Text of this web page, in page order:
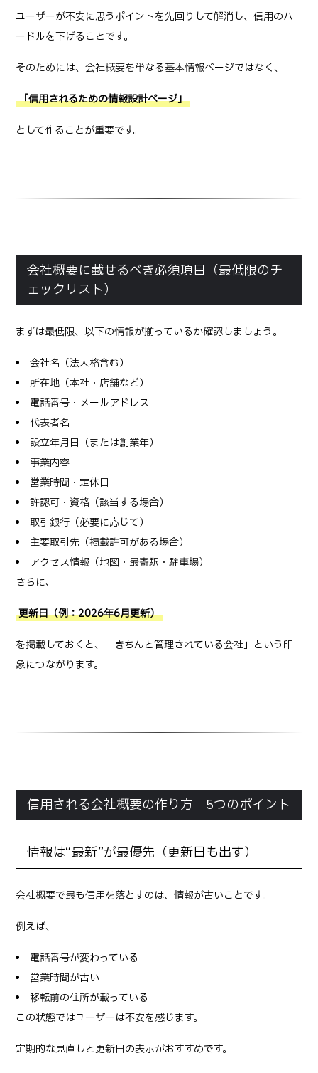
ユーザーが不安に思うポイントを先回りして解消し、信用のハ
ードルを下げることです。
そのためには、会社概要を単なる基本情報ページではなく、
「信用されるための情報設計ページ」
として作ることが重要です。
会社概要に載せるべき必須項目（最低限のチ
ェックリスト）
まずは最低限、以下の情報が揃っているか確認しましょう。
会社名（法人格含む）
所在地（本社・店舗など）
電話番号・メールアドレス
代表者名
設立年月日（または創業年）
事業内容
営業時間・定休日
許認可・資格（該当する場合）
取引銀行（必要に応じて）
主要取引先（掲載許可がある場合）
アクセス情報（地図・最寄駅・駐車場）
さらに、
更新日（例：2026年6月更新）
を掲載しておくと、「きちんと管理されている会社」という印
象につながります。
信用される会社概要の作り方｜5つのポイント
情報は“最新”が最優先（更新日も出す）
会社概要で最も信用を落とすのは、情報が古いことです。
例えば、
電話番号が変わっている
営業時間が古い
移転前の住所が載っている
この状態ではユーザーは不安を感じます。
定期的な見直しと更新日の表示がおすすめです。